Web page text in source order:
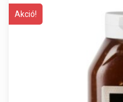
Akció!